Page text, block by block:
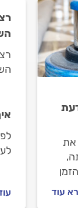
את
עוד